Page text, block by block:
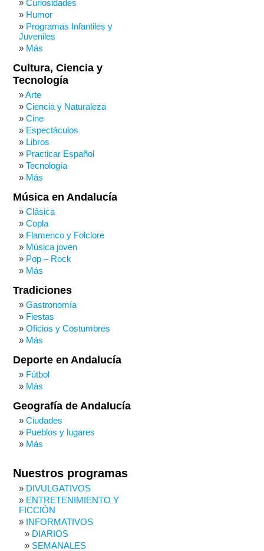
Curiosidades
Humor
Programas Infantiles y
Juveniles
Más
Cultura, Ciencia y
Tecnología
Arte
Ciencia y Naturaleza
Cine
Espectáculos
Libros
Practicar Español
Tecnología
Más
Música en Andalucía
Clásica
Copla
Flamenco y Folclore
Música joven
Pop – Rock
Más
Tradiciones
Gastronomía
Fiestas
Oficios y Costumbres
Más
Deporte en Andalucía
Fútbol
Más
Geografía de Andalucía
Ciudades
Pueblos y lugares
Más
Nuestros programas
DIVULGATIVOS
ENTRETENIMIENTO Y
FICCIÓN
INFORMATIVOS
DIARIOS
SEMANALES